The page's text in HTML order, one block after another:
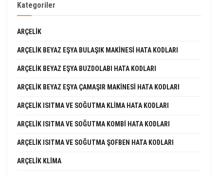
Kategoriler
ARÇELIK
ARÇELIK BEYAZ EŞYA BULAŞIK MAKINESI HATA KODLARI
ARÇELIK BEYAZ EŞYA BUZDOLABI HATA KODLARI
ARÇELIK BEYAZ EŞYA ÇAMAŞIR MAKINESI HATA KODLARI
ARÇELIK ISITMA VE SOĞUTMA KLIMA HATA KODLARI
ARÇELIK ISITMA VE SOĞUTMA KOMBI HATA KODLARI
ARÇELIK ISITMA VE SOĞUTMA ŞOFBEN HATA KODLARI
ARÇELIK KLIMA